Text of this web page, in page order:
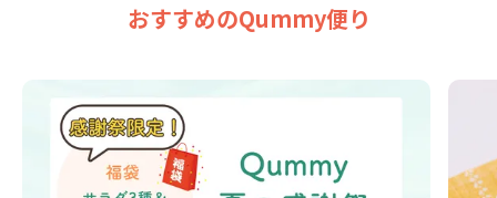
おすすめのQummy便り